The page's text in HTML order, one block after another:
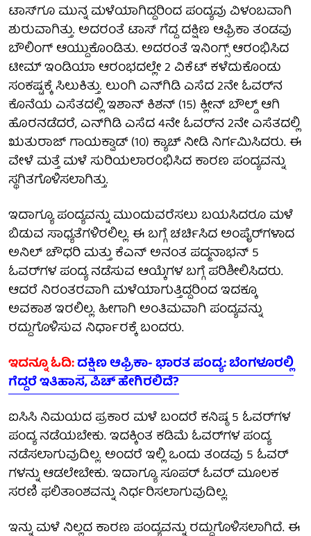
ಟಾಸ್​ಗೂ ಮುನ್ನ ಮಳೆಯಾಗಿದ್ದರಿಂದ ಪಂದ್ಯವು ವಿಳಂಬವಾಗಿ
ಶುರುವಾಗಿತ್ತು. ಅದರಂತೆ ಟಾಸ್ ಗೆದ್ದ ದಕ್ಷಿಣ ಆಫ್ರಿಕಾ ತಂಡವು
ಬೌಲಿಂಗ್ ಆಯ್ದುಕೊಂಡಿತು. ಅದರಂತೆ ಇನಿಂಗ್ಸ್​ ಆರಂಭಿಸಿದ
ಟೀಮ್ ಇಂಡಿಯಾ ಆರಂಭದಲ್ಲೇ 2 ವಿಕೆಟ್ ಕಳೆದುಕೊಂಡು
ಸಂಕಷ್ಟಕ್ಕೆ ಸಿಲುಕಿತ್ತು. ಲುಂಗಿ ಎನ್​ಗಿಡಿ ಎಸೆದ 2ನೇ ಓವರ್​ನ
ಕೊನೆಯ ಎಸೆತದಲ್ಲಿ ಇಶಾನ್ ಕಿಶನ್ (15) ಕ್ಲೀನ್ ಬೌಲ್ಡ್ ಆಗಿ
ಹೊರನಡೆದರೆ, ಎನ್​ಗಿಡಿ ಎಸೆದ 4ನೇ ಓವರ್​ನ 2ನೇ ಎಸೆತದಲ್ಲಿ
ಋತುರಾಜ್ ಗಾಯಕ್ವಾಡ್ (10) ಕ್ಯಾಚ್ ನೀಡಿ ನಿರ್ಗಮಿಸಿದರು. ಈ
ವೇಳೆ ಮತ್ತೆ ಮಳೆ ಸುರಿಯಲಾರಂಭಿಸಿದ ಕಾರಣ ಪಂದ್ಯವನ್ನು
ಸ್ಥಗಿತಗೊಳಿಸಲಾಗಿತ್ತು.
ಇದಾಗ್ಯೂ ಪಂದ್ಯವನ್ನು ಮುಂದುವರೆಸಲು ಬಯಸಿದರೂ ಮಳೆ
ಬಿಡುವ ಸಾಧ್ಯತೆಗಳಿರಲಿಲ್ಲ. ಈ ಬಗ್ಗೆ ಚರ್ಚಿಸಿದ ಅಂಪೈರ್‌ಗಳಾದ
ಅನಿಲ್ ಚೌಧರಿ ಮತ್ತು ಕೆಎನ್ ಅನಂತ ಪದ್ಮನಾಭನ್ 5
ಓವರ್‌ಗಳ ಪಂದ್ಯ ನಡೆಸುವ ಆಯ್ಕೆಗಳ ಬಗ್ಗೆ ಪರಿಶೀಲಿಸಿದರು.
ಆದರೆ ನಿರಂತರವಾಗಿ ಮಳೆಯಾಗುತ್ತಿದ್ದರಿಂದ ಇದಕ್ಕೂ
ಅವಕಾಶ ಇರಲಿಲ್ಲ. ಹೀಗಾಗಿ ಅಂತಿಮವಾಗಿ ಪಂದ್ಯವನ್ನು
ರದ್ದುಗೊಳಿಸುವ ನಿರ್ಧಾರಕ್ಕೆ ಬಂದರು.
ಇದನ್ನೂ ಓದಿ:ದಕ್ಷಿಣ ಆಫ್ರಿಕಾ- ಭಾರತ ಪಂದ್ಯ: ಬೆಂಗಳೂರಲ್ಲಿ
ಗೆದ್ದರೆ ಇತಿಹಾಸ, ಪಿಚ್ ಹೇಗಿರಲಿದೆ?
ಐಸಿಸಿ ನಿಮಯದ ಪ್ರಕಾರ ಮಳೆ ಬಂದರೆ ಕನಿಷ್ಠ 5 ಓವರ್​ಗಳ
ಪಂದ್ಯ ನಡೆಯಬೇಕು. ಇದಕ್ಕಿಂತ ಕಡಿಮೆ ಓವರ್​ಗಳ ಪಂದ್ಯ
ನಡೆಸಲಾಗುವುದಿಲ್ಲ. ಅಂದರೆ ಇಲ್ಲಿ ಒಂದು ತಂಡವು 5 ಓವರ್​
ಗಳನ್ನು ಆಡಲೇಬೇಕು. ಇದಾಗ್ಯೂ ಸೂಪರ್ ಓವರ್​ ಮೂಲಕ
ಸರಣಿ ಫಲಿತಾಂಶವನ್ನು ನಿರ್ಧರಿಸಲಾಗುವುದಿಲ್ಲ.
ಇನ್ನು ಮಳೆ ನಿಲ್ಲದ ಕಾರಣ ಪಂದ್ಯವನ್ನು ರದ್ದುಗೊಳಿಸಲಾಗಿದೆ. ಈ